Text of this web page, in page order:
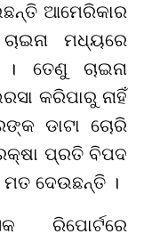
ଆମେରିକାର
ମଧ୍ୟରେ
। ତେଣୁ ଚାଇନା
କରିପାରୁ ନାହିଁ
ଡାଟା ଚୋରି
ପ୍ରତି ବିପଦ
ମତ ଦେଉଛନ୍ତି ।
ରିପୋର୍ଟରେ